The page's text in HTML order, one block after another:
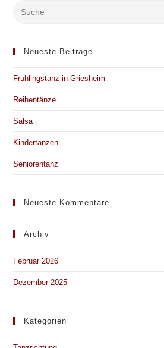
Neueste Beiträge
Frühlingstanz in Griesheim
Reihentänze
Salsa
Kindertanzen
Seniorentanz
Neueste Kommentare
Archiv
Februar 2026
Dezember 2025
Kategorien